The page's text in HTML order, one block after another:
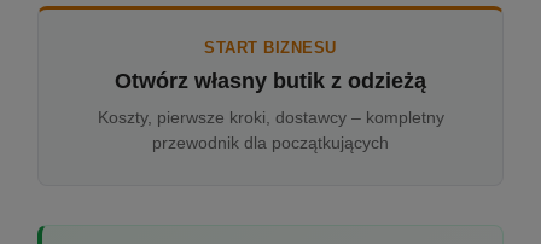
START BIZNESU
Otwórz własny butik z odzieżą
Koszty, pierwsze kroki, dostawcy – kompletny
przewodnik dla początkujących